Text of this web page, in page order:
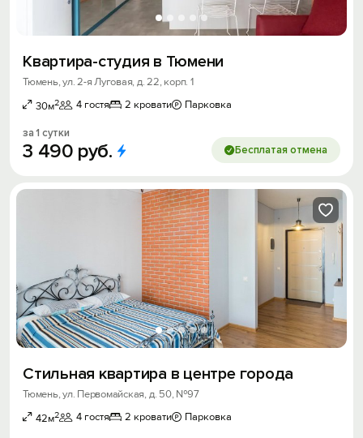
Квартира-студия в Тюмени
Тюмень, ул. 2-я Луговая, д. 22, корп. 1
30м2 4 гостя 2 кровати Парковка
за 1 сутки
3 490 руб. Бесплатая отмена
Стильная квартира в центре города
Тюмень, ул. Первомайская, д. 50, №97
42м2 4 гостя 2 кровати Парковка